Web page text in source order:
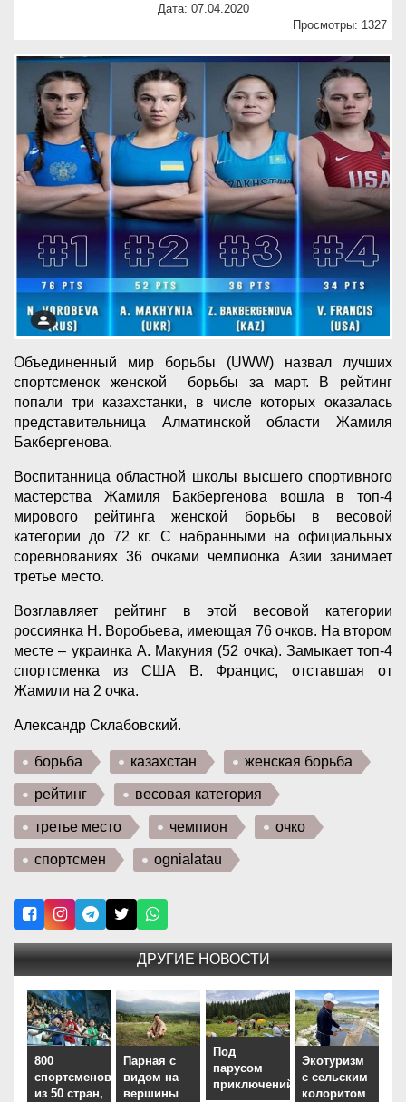
Дата: 07.04.2020
Просмотры: 1327
Объединенный мир борьбы (UWW) назвал лучших
спортсменок женской борьбы за март. В рейтинг
попали три казахстанки, в числе которых оказалась
представительница Алматинской области Жамиля
Бакбергенова.
Воспитанница областной школы высшего спортивного
мастерства Жамиля Бакбергенова вошла в топ-4
мирового рейтинга женской борьбы в весовой
категории до 72 кг. С набранными на официальных
соревнованиях 36 очками чемпионка Азии занимает
третье место.
Возглавляет рейтинг в этой весовой категории
россиянка Н. Воробьева, имеющая 76 очков. На втором
месте – украинка А. Макуния (52 очка). Замыкает топ-4
спортсменка из США В. Францис, отставшая от
Жамили на 2 очка.
Александр Склабовский.
борьба казахстан женская борьба
рейтинг весовая категория
третье место чемпион очко
спортсмен ognialatau
ДРУГИЕ НОВОСТИ
800
спортсменов
из 50 стран,
Парная с
видом на
вершины
Под
парусом
приключений
Экотуризм
с сельским
колоритом